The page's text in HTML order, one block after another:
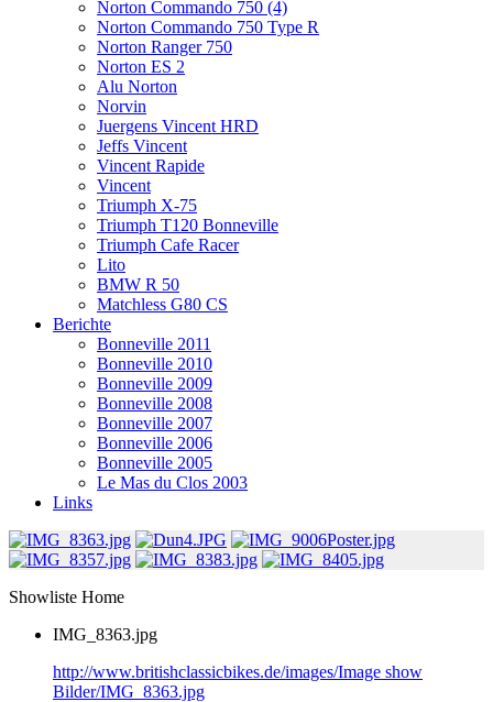
Norton Commando 750 (4)
Norton Commando 750 Type R
Norton Ranger 750
Norton ES 2
Alu Norton
Norvin
Juergens Vincent HRD
Jeffs Vincent
Vincent Rapide
Vincent
Triumph X-75
Triumph T120 Bonneville
Triumph Cafe Racer
Lito
BMW R 50
Matchless G80 CS
Berichte
Bonneville 2011
Bonneville 2010
Bonneville 2009
Bonneville 2008
Bonneville 2007
Bonneville 2006
Bonneville 2005
Le Mas du Clos 2003
Links
Showliste Home
IMG_8363.jpg
http://www.britishclassicbikes.de/images/Image show
Bilder/IMG_8363.jpg